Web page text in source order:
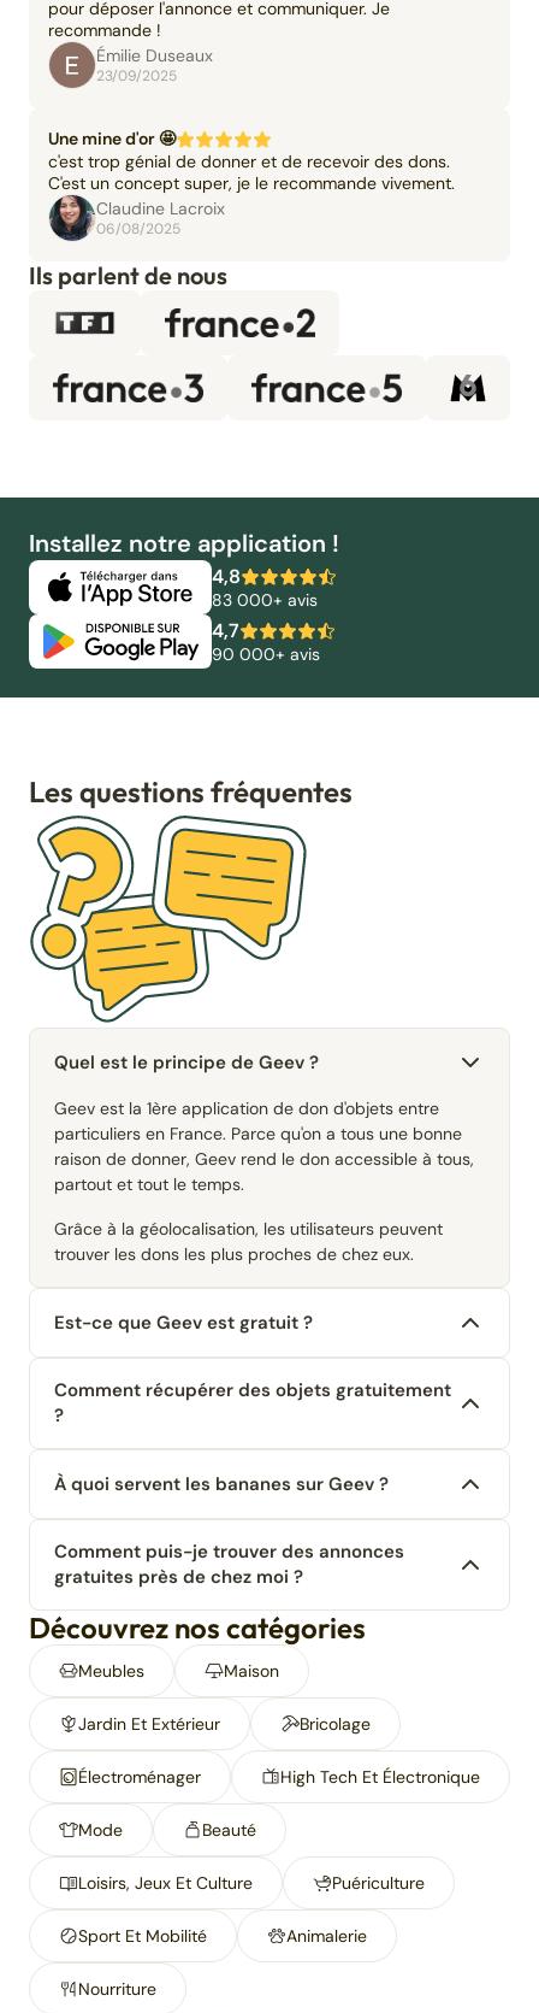
pour déposer l'annonce et communiquer. Je
recommande !
Émilie Duseaux
23/09/2025
Une mine d'or 🤩
c'est trop génial de donner et de recevoir des dons.
C'est un concept super, je le recommande vivement.
Claudine Lacroix
06/08/2025
Ils parlent de nous
Installez notre application !
4,8
83 000+ avis
4,7
90 000+ avis
Les questions fréquentes
Quel est le principe de Geev ?
Geev est la 1ère application de don d'objets entre
particuliers en France. Parce qu'on a tous une bonne
raison de donner, Geev rend le don accessible à tous,
partout et tout le temps.
Grâce à la géolocalisation, les utilisateurs peuvent
trouver les dons les plus proches de chez eux.
Est-ce que Geev est gratuit ?
Comment récupérer des objets gratuitement
?
À quoi servent les bananes sur Geev ?
Comment puis-je trouver des annonces
gratuites près de chez moi ?
Découvrez nos catégories
Meubles Maison
Jardin Et Extérieur Bricolage
Électroménager High Tech Et Électronique
Mode Beauté
Loisirs, Jeux Et Culture Puériculture
Sport Et Mobilité Animalerie
Nourriture